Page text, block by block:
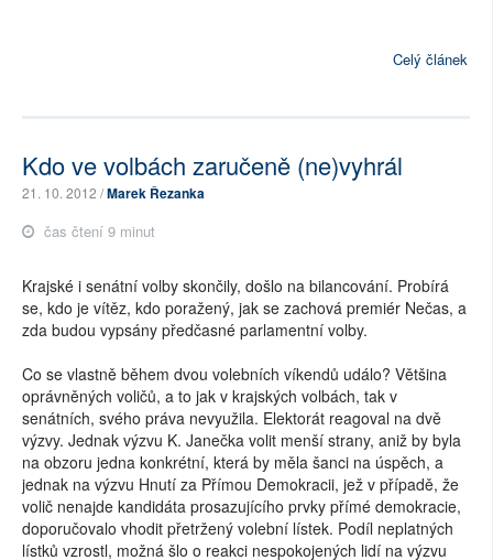
Celý článek
Kdo ve volbách zaručeně (ne)vyhrál
21. 10. 2012 /Marek Řezanka
čas čtení 9 minut
Krajské i senátní volby skončily, došlo na bilancování. Probírá
se, kdo je vítěz, kdo poražený, jak se zachová premiér Nečas, a
zda budou vypsány předčasné parlamentní volby.
Co se vlastně během dvou volebních víkendů událo? Většina
oprávněných voličů, a to jak v krajských volbách, tak v
senátních, svého práva nevyužila. Elektorát reagoval na dvě
výzvy. Jednak výzvu K. Janečka volit menší strany, aniž by byla
na obzoru jedna konkrétní, která by měla šanci na úspěch, a
jednak na výzvu Hnutí za Přímou Demokracii, jež v případě, že
volič nenajde kandidáta prosazujícího prvky přímé demokracie,
doporučovalo vhodit přetržený volební lístek. Podíl neplatných
lístků vzrostl, možná šlo o reakci nespokojených lidí na výzvu